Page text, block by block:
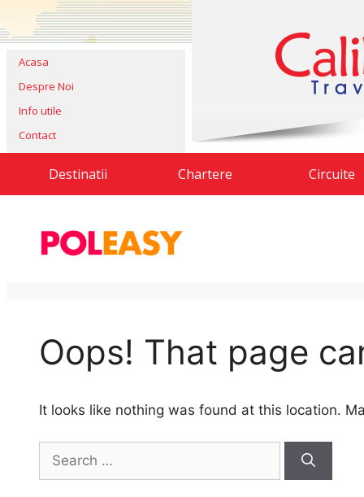
Acasa
Despre Noi
Info utile
Contact
Destinatii Chartere Circuite